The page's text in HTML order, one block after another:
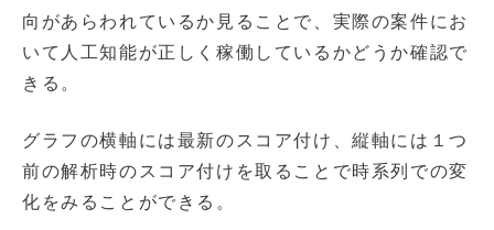
向があらわれているか見ることで、実際の案件にお
いて人工知能が正しく稼働しているかどうか確認で
きる。
グラフの横軸には最新のスコア付け、縦軸には１つ
前の解析時のスコア付けを取ることで時系列での変
化をみることができる。